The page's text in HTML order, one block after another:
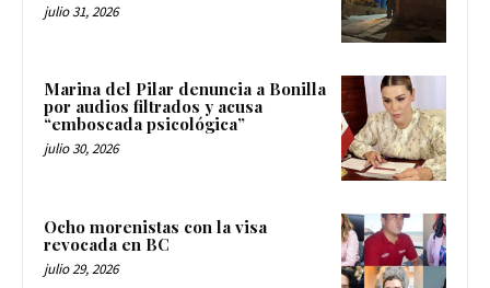
julio 31, 2026
Marina del Pilar denuncia a Bonilla
por audios filtrados y acusa
“emboscada psicológica”
julio 30, 2026
Ocho morenistas con la visa
revocada en BC
julio 29, 2026